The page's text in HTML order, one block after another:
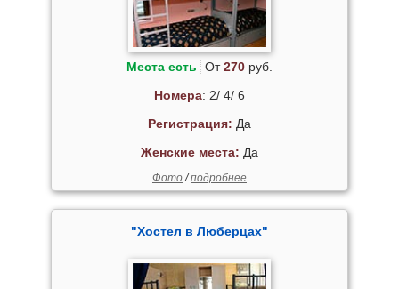
Места есть От270руб.
Номера: 2/ 4/ 6
Регистрация: Да
Женские места: Да
Фото/подробнее
"Хостел в Люберцах"